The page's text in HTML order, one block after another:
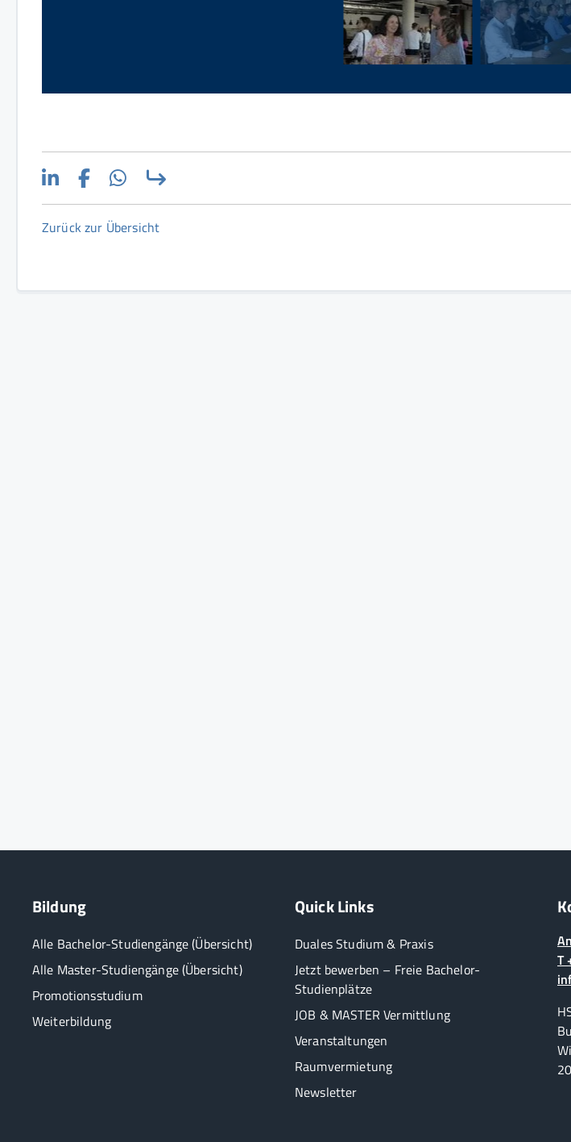
Zurück zur Übersicht
Bildung
Alle Bachelor-Studiengänge (Übersicht)
Alle Master-Studiengänge (Übersicht)
Promotionsstudium
Weiterbildung
Quick Links
Duales Studium & Praxis
Jetzt bewerben – Freie Bachelor-
Studienplätze
JOB & MASTER Vermittlung
Veranstaltungen
Raumvermietung
Newsletter
T